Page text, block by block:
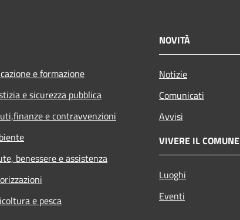
e formazione
e sicurezza pubblica
e contravvenzioni
benessere e assistenza
e pesca
NOVITÀ
Notizie
Comunicati
Avvisi
VIVERE IL COMUNE
Luoghi
Eventi